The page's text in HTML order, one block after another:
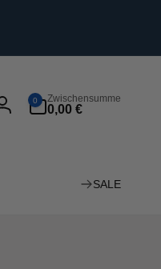
Einloggen
0
Artikel
Zwischensumme
0,00 €
SALE